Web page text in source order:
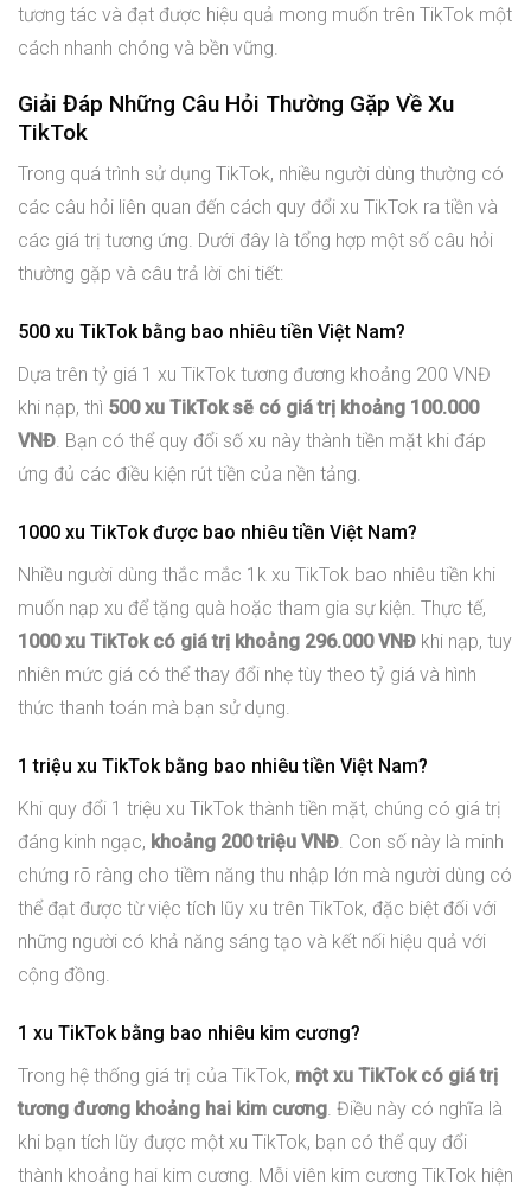
tương tác và đạt được hiệu quả mong muốn trên TikTok một
cách nhanh chóng và bền vững.
Giải Đáp Những Câu Hỏi Thường Gặp Về Xu
TikTok
Trong quá trình sử dụng TikTok, nhiều người dùng thường có
các câu hỏi liên quan đến cách quy đổi xu TikTok ra tiền và
các giá trị tương ứng. Dưới đây là tổng hợp một số câu hỏi
thường gặp và câu trả lời chi tiết:
500 xu TikTok bằng bao nhiêu tiền Việt Nam?
Dựa trên tỷ giá 1 xu TikTok tương đương khoảng 200 VNĐ
khi nạp, thì 500 xu TikTok sẽ có giá trị khoảng 100.000
VNĐ. Bạn có thể quy đổi số xu này thành tiền mặt khi đáp
ứng đủ các điều kiện rút tiền của nền tảng.
1000 xu TikTok được bao nhiêu tiền Việt Nam?
Nhiều người dùng thắc mắc 1k xu TikTok bao nhiêu tiền khi
muốn nạp xu để tặng quà hoặc tham gia sự kiện. Thực tế,
1000 xu TikTok có giá trị khoảng 296.000 VNĐ khi nạp, tuy
nhiên mức giá có thể thay đổi nhẹ tùy theo tỷ giá và hình
thức thanh toán mà bạn sử dụng.
1 triệu xu TikTok bằng bao nhiêu tiền Việt Nam?
Khi quy đổi 1 triệu xu TikTok thành tiền mặt, chúng có giá trị
đáng kinh ngạc, khoảng 200 triệu VNĐ. Con số này là minh
chứng rõ ràng cho tiềm năng thu nhập lớn mà người dùng có
thể đạt được từ việc tích lũy xu trên TikTok, đặc biệt đối với
những người có khả năng sáng tạo và kết nối hiệu quả với
cộng đồng.
1 xu TikTok bằng bao nhiêu kim cương?
Trong hệ thống giá trị của TikTok, một xu TikTok có giá trị
tương đương khoảng hai kim cương . Điều này có nghĩa là
khi bạn tích lũy được một xu TikTok, bạn có thể quy đổi
thành khoảng hai kim cương. Mỗi viên kim cương TikTok hiện